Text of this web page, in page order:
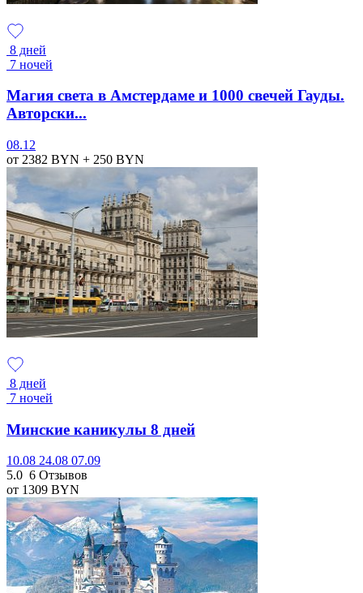
8 дней
7 ночей
Магия света в Амстердаме и 1000 свечей Гауды.
Авторски...
08.12
от 2382 BYN + 250 BYN
8 дней
7 ночей
Минские каникулы 8 дней
10.08 24.08 07.09
5.0 6 Отзывов
от 1309 BYN